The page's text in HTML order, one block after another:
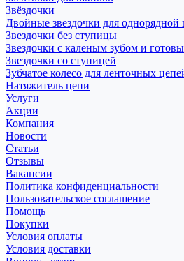
Звёздочки
Двойные звездочки для однорядной
Звездочки без ступицы
Звездочки с каленым зубом и
Звездочки со ступицей
Зубчатое колесо для ленточных
Натяжитель цепи
Услуги
Акции
Компания
Новости
Статьи
Отзывы
Вакансии
Политика конфиденциальности
Пользовательское соглашение
Помощь
Покупки
Условия оплаты
Условия доставки